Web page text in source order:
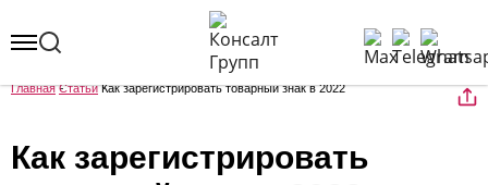
Главная Статьи Как зарегистрировать товарный знак в 2022
Как зарегистрировать